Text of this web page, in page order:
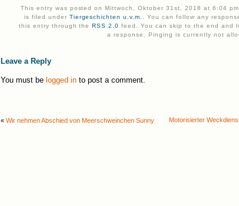
This entry was posted on Mittwoch, Oktober 31st, 2018 at 6:04
is filed under Tiergeschichten u.v.m.
. You can follow any
this entry through theRSS 2.0 feed. You can skip to the end and
a response. Pinging is currently not
Leave a Reply
You must be logged in to post a comment.
« Wir nehmen Abschied von Meerschweinchen Sunny Motorisierter